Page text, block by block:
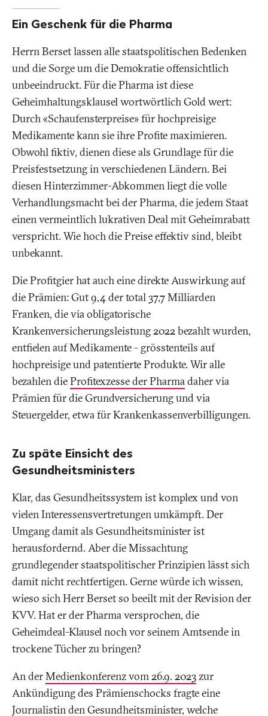
Ein Geschenk für die Pharma
Herrn Berset lassen alle staatspolitischen Bedenken
und die Sorge um die Demokratie offensichtlich
unbeeindruckt. Für die Pharma ist diese
Geheimhaltungsklausel wortwörtlich Gold wert:
Durch «Schaufensterpreise» für hochpreisige
Medikamente kann sie ihre Profite maximieren.
Obwohl fiktiv, dienen diese als Grundlage für die
Preisfestsetzung in verschiedenen Ländern. Bei
diesen Hinterzimmer-Abkommen liegt die volle
Verhandlungsmacht bei der Pharma, die jedem Staat
einen vermeintlich lukrativen Deal mit Geheimrabatt
verspricht. Wie hoch die Preise effektiv sind, bleibt
unbekannt.
Die Profitgier hat auch eine direkte Auswirkung auf
die Prämien: Gut 9,4 der total 37,7 Milliarden
Franken, die via obligatorische
Krankenversicherungsleistung 2022 bezahlt wurden,
entfielen auf Medikamente - grösstenteils auf
hochpreisige und patentierte Produkte. Wir alle
bezahlen dieProfitexzesse der Pharmadaher via
Prämien für die Grundversicherung und via
Steuergelder, etwa für Krankenkassenverbilligungen.
Zu späte Einsicht des
Gesundheitsministers
Klar, das Gesundheitssystem ist komplex und von
vielen Interessensvertretungen umkämpft. Der
Umgang damit als Gesundheitsminister ist
herausfordernd. Aber die Missachtung
grundlegender staatspolitischer Prinzipien lässt sich
damit nicht rechtfertigen. Gerne würde ich wissen,
wieso sich Herr Berset so beeilt mit der Revision der
KVV. Hat er der Pharma versprochen, die
Geheimdeal-Klausel noch vor seinem Amtsende in
trockene Tücher zu bringen?
An derMedienkonferenz vom 26.9. 2023zur
Ankündigung des Prämienschocks fragte eine
Journalistin den Gesundheitsminister, welche